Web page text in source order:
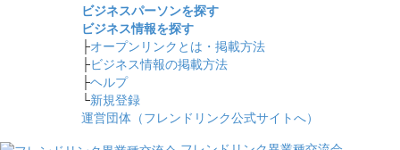
ビジネスパーソンを探す
ビジネス情報を探す
├オープンリンクとは・掲載方法
├ビジネス情報の掲載方法
├ヘルプ
└新規登録
運営団体（フレンドリンク公式サイトへ）